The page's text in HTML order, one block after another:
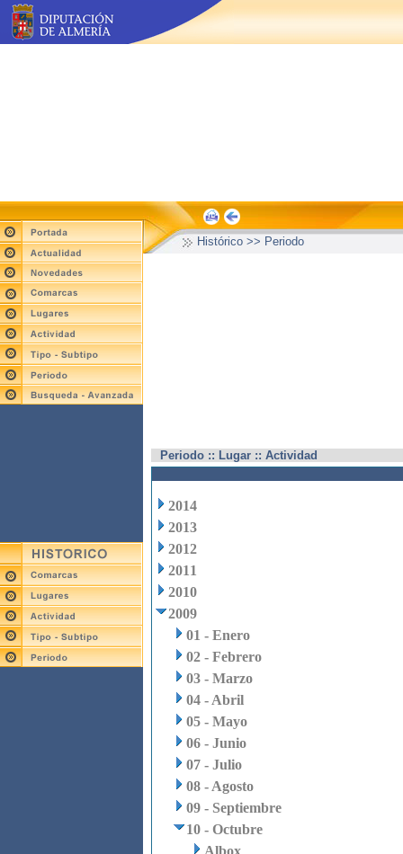
Histórico >> Periodo
Periodo :: Lugar :: Actividad
2014
2013
2012
2011
2010
2009
01 - Enero
02 - Febrero
03 - Marzo
04 - Abril
05 - Mayo
06 - Junio
07 - Julio
08 - Agosto
09 - Septiembre
10 - Octubre
Albox